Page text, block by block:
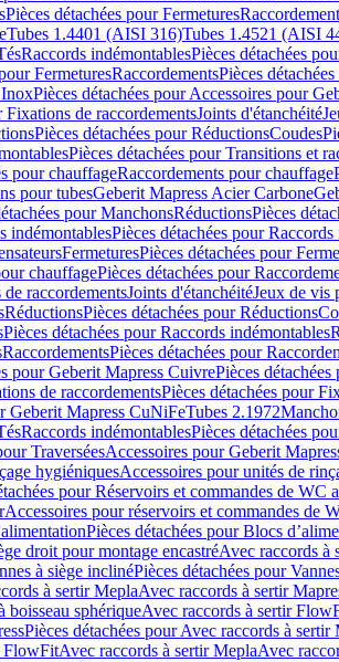
Pièces détachées pour Fermetures
Tubes 1.4401 (AISI 316)Tubes 1.4521 (AISI
Raccords indémontablesPièces détachées
FermeturesRaccordementsPièces
Pièces détachées pour Accessoires pour
Fixations de raccordementsJoints d'étanchéité
Pièces détachées pour RéductionsCoudes
Pièces détachées pour Transitions et
pour chauffageRaccordements pour chauffage
pour tubesGeberit Mapress Acier Carbone
pour ManchonsRéductionsPièces
indémontablesPièces détachées pour
FermeturesPièces détachées pour
chauffagePièces détachées pour
raccordementsJoints d'étanchéitéJeux de vis
RéductionsPièces détachées pour Réductions
Pièces détachées pour Raccords indémontables
RaccordementsPièces détachées pour
pour Geberit Mapress CuivrePièces
de raccordementsPièces détachées pour
Geberit Mapress CuNiFeTubes 2.1972
Raccords indémontablesPièces détachées
TraverséesAccessoires pour Geberit
hygiéniquesAccessoires pour unités de
pour Réservoirs et commandes de WC
Accessoires pour réservoirs et commandes de
Pièces détachées pour Blocs
droit pour montage encastréAvec raccords à
à siège inclinéPièces détachées pour
à sertir MeplaAvec raccords à sertir
boisseau sphériqueAvec raccords à sertir
Pièces détachées pour Avec raccords à sertir
FlowFitAvec raccords à sertir MeplaAvec